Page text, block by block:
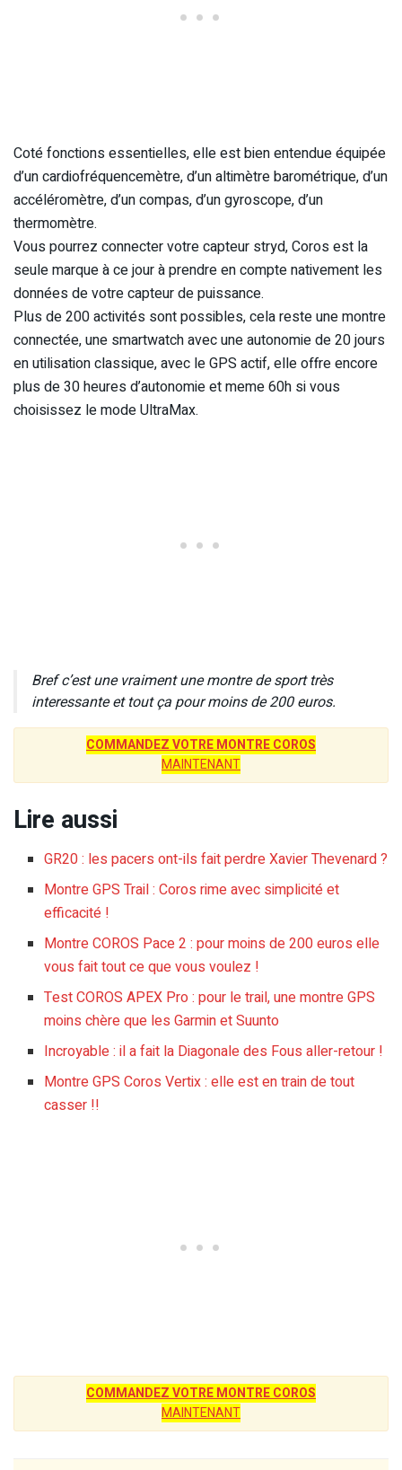
Coté fonctions essentielles, elle est bien entendue équipée
d’un cardiofréquencemètre, d’un altimètre barométrique, d’un
accéléromètre, d’un compas, d’un gyroscope, d’un
thermomètre.
Vous pourrez connecter votre capteur stryd, Coros est la
seule marque à ce jour à prendre en compte nativement les
données de votre capteur de puissance.
Plus de 200 activités sont possibles, cela reste une montre
connectée, une smartwatch avec une autonomie de 20 jours
en utilisation classique, avec le GPS actif, elle offre encore
plus de 30 heures d’autonomie et meme 60h si vous
choisissez le mode UltraMax.
Bref c’est une vraiment une montre de sport très
interessante et tout ça pour moins de 200 euros.
COMMANDEZ VOTRE MONTRE COROS
MAINTENANT
Lire aussi
GR20 : les pacers ont-ils fait perdre Xavier Thevenard ?
Montre GPS Trail : Coros rime avec simplicité et
efficacité !
Montre COROS Pace 2 : pour moins de 200 euros elle
vous fait tout ce que vous voulez !
Test COROS APEX Pro : pour le trail, une montre GPS
moins chère que les Garmin et Suunto
Incroyable : il a fait la Diagonale des Fous aller-retour !
Montre GPS Coros Vertix : elle est en train de tout
casser !!
COMMANDEZ VOTRE MONTRE COROS
MAINTENANT